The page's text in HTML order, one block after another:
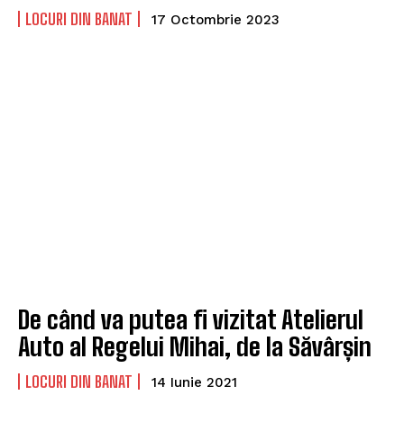
LOCURI DIN BANAT 17 Octombrie 2023
De când va putea fi vizitat Atelierul
Auto al Regelui Mihai, de la Săvârșin
LOCURI DIN BANAT 14 Iunie 2021